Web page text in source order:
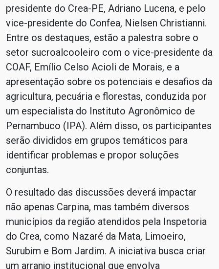
presidente do Crea-PE, Adriano Lucena, e pelo
vice-presidente do Confea, Nielsen Christianni.
Entre os destaques, estão a palestra sobre o
setor sucroalcooleiro com o vice-presidente da
COAF, Emílio Celso Acioli de Morais, e a
apresentação sobre os potenciais e desafios da
agricultura, pecuária e florestas, conduzida por
um especialista do Instituto Agronômico de
Pernambuco (IPA). Além disso, os participantes
serão divididos em grupos temáticos para
identificar problemas e propor soluções
conjuntas.
O resultado das discussões deverá impactar
não apenas Carpina, mas também diversos
municípios da região atendidos pela Inspetoria
do Crea, como Nazaré da Mata, Limoeiro,
Surubim e Bom Jardim. A iniciativa busca criar
um arranjo institucional que envolva